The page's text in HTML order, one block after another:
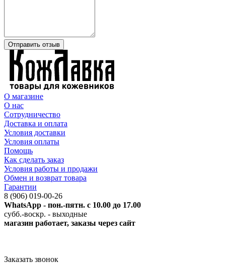
Отправить отзыв
О магазине
О нас
Сотрудничество
Доставка и оплата
Условия доставки
Условия оплаты
Помощь
Как сделать заказ
Условия работы и продажи
Обмен и возврат товара
Гарантии
8 (906) 019-00-26
WhatsApp - пон.-пятн. с 10.00 до 17.00
субб.-воскр. - выходные
магазин работает, заказы через сайт
Заказать звонок